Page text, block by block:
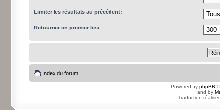
Limiter les résultats au précédent:
Retourner en premier les:
Index du forum
Powered by phpBB
and by
Traduction